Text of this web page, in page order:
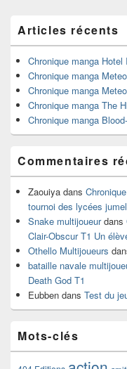
principale
de
widget
pour
barre
latérale
Articles récents
Chronique manga Hotel
Chronique manga
Chronique manga
Chronique manga The
Chronique manga
Commentaires
Zaouiya dans
tournoi des lycées
Snake multijoueurdans
Clair-Obscur T1 Un
Othello Multijoueurs
bataille navale
Death God T1
Eubben dans Test du
Mots-clés